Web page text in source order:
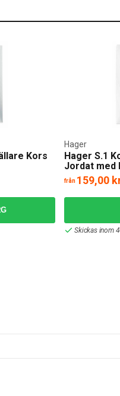
Kors
Hager S.1
Jordat med
Hager
från 159,00
Skickas inom